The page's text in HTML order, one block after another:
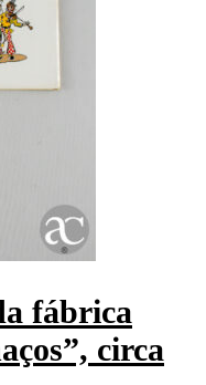
fábrica
circa